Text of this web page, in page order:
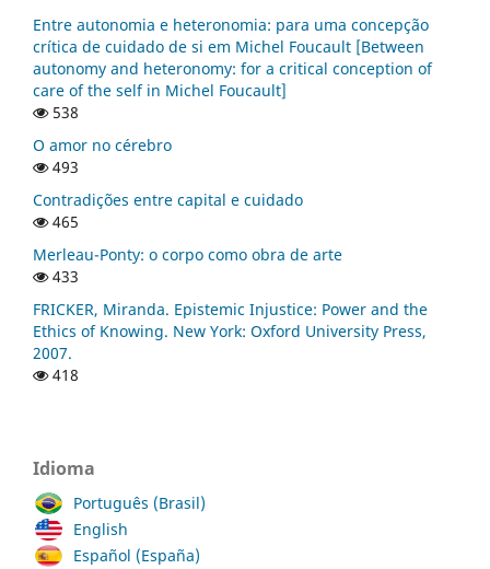
Entre autonomia e heteronomia: para uma concepção
crítica de cuidado de si em Michel Foucault [Between
autonomy and heteronomy: for a critical conception of
care of the self in Michel Foucault]
538
O amor no cérebro
493
Contradições entre capital e cuidado
465
Merleau-Ponty: o corpo como obra de arte
433
FRICKER, Miranda. Epistemic Injustice: Power and the
Ethics of Knowing. New York: Oxford University Press,
2007.
418
Idioma
Português (Brasil)
English
Español (España)